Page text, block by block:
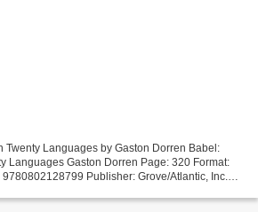
Twenty Languages by Gaston Dorren Babel:
Languages Gaston Dorren Page: 320 Format:
Publisher: Grove/Atlantic, Inc.